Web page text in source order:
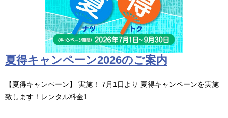
夏得キャンペーン2026のご案内
【夏得キャンペーン】 実施！ 7月1日より 夏得キャンペーンを実施
致します！レンタル料金1...